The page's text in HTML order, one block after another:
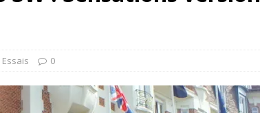
Essais 0